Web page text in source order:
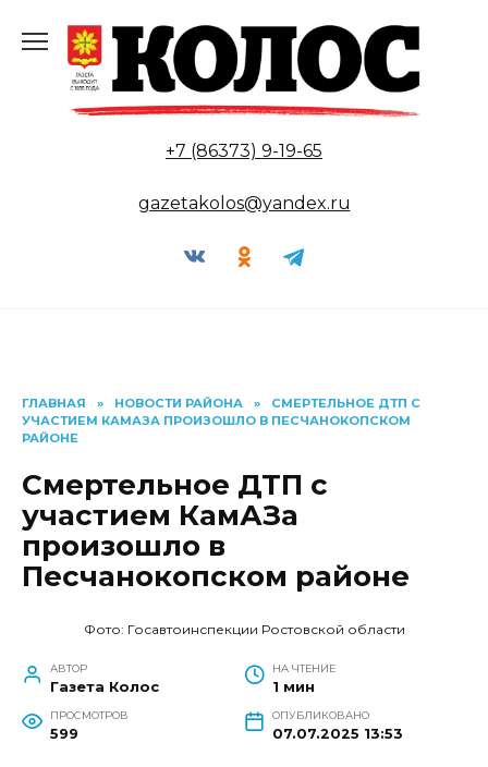
содержанию
+7 (86373) 9-19-65
gazetakolos@yandex.ru
ГЛАВНАЯ » НОВОСТИ РАЙОНА »
СМЕРТЕЛЬНОЕ ДТП С
УЧАСТИЕМ КАМАЗА ПРОИЗОШЛО В ПЕСЧАНОКОПСКОМ
РАЙОНЕ
Смертельное ДТП с
участием КамАЗа
произошло в
Песчанокопском районе
Фото: Госавтоинспекции Ростовской области
АВТОР
Газета Колос
НА ЧТЕНИЕ
1 мин
ПРОСМОТРОВ
599
ОПУБЛИКОВАНО
07.07.2025 13:53